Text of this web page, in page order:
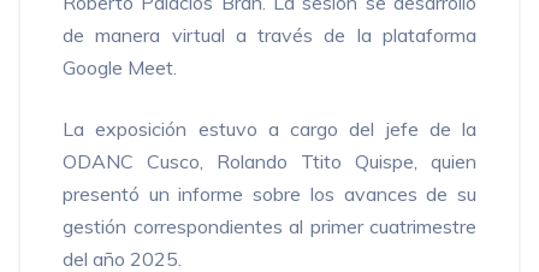
de manera virtual a través de la plataforma
Google Meet.
La exposición estuvo a cargo del jefe de la
ODANC Cusco, Rolando Ttito Quispe, quien
presentó un informe sobre los avances de su
gestión correspondientes al primer cuatrimestre
del año 2025.